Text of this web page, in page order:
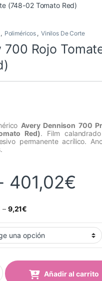
(748-02 Tomato Red)
, Poliméricos , Vinilos De Corte
700 Rojo
Avery Dennison 700
Red). Film
permanente acrílico.
401,02€
– 9,21€
Tomate (748-02 Tomato
Añadir al carrito